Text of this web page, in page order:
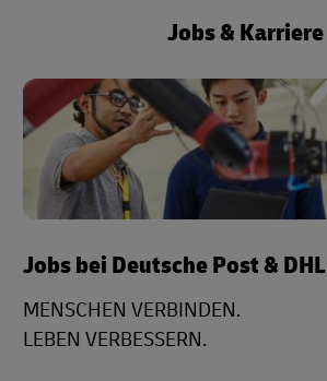
Jobs & Karriere
Jobs bei Deutsche Post & DHL
MENSCHEN VERBINDEN.
LEBEN VERBESSERN.